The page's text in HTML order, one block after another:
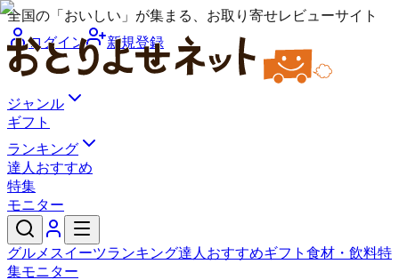
全国の「おいしい」が集まる、お取り寄せレビューサイト
ログイン
新規登録
ジャンル
ギフト
ランキング
達人おすすめ
特集
モニター
グルメ スイーツランキング達人おすすめギフト 食材・飲料特
集モニター